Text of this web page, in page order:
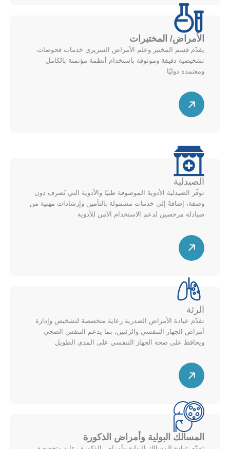
ل
ل
أ
ع
ل
ى
خ
ط
ق
ط
ر
ي
ل
ل
م
ي
ل
أ
ع
ل
ى
م
ط
ط
الأمراض/ المختبرات
يقدّم قسم المختبر وعلم الأمراض السريري خدمات فحوصات
تشخيصية دقيقة وموثوقة باستخدام أنظمة مؤتمتة بالكامل
ومعتمدة دوليًا
س
ه
ط
ر
ي
ل
ل
ي
ي
ن
ل
ل
أ
ع
ل
ى
م
ط
ط
الصيدلية
توفّر الصيدلية الأدوية الموصوفة طبيًا والأدوية التي تُصرف دون
وصفة، إضافةً إلى خدمات مشمولة بالتأمين وإرشادات مهنية من
صيادلة مرخصين لدعم الاستخدام الآمن للأدوية
س
ه
ق
ط
ر
ي
ل
ل
م
ي
ل
ل
أ
الرئة
تقدّم عيادة الأمراض الصدرية رعاية متخصصة لتشخيص وإدارة
أمراض الجهاز التنفسي والرئتين، بما يدعم التنفس الصحي
ويحافظ على صحة الجهاز التنفسي على المدى الطويل
س
ه
ق
ط
ر
ي
المسالك البولية وأمراض الذكورة